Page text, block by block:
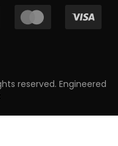
reserved. Engineered